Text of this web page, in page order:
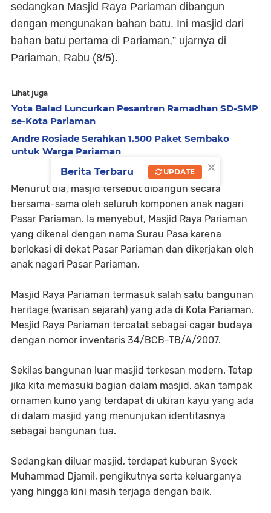
sedangkan Masjid Raya Pariaman dibangun
dengan mengunakan bahan batu. Ini masjid dari
bahan batu pertama di Pariaman,” ujarnya di
Pariaman, Rabu (8/5).
Lihat juga
Yota Balad Luncurkan Pesantren Ramadhan SD-SMP
se-Kota Pariaman
Andre Rosiade Serahkan 1.500 Paket Sembako
untuk Warga Pariaman
Menurut dia, masjid tersebut dibangun secara
bersama-sama oleh seluruh komponen anak nagari
Pasar Pariaman. Ia menyebut, Masjid Raya Pariaman
yang dikenal dengan nama Surau Pasa karena
berlokasi di dekat Pasar Pariaman dan dikerjakan oleh
anak nagari Pasar Pariaman.
Masjid Raya Pariaman termasuk salah satu bangunan
heritage (warisan sejarah) yang ada di Kota Pariaman.
Mesjid Raya Pariaman tercatat sebagai cagar budaya
dengan nomor inventaris 34/BCB-TB/A/2007.
Sekilas bangunan luar masjid terkesan modern. Tetap
jika kita memasuki bagian dalam masjid, akan tampak
ornamen kuno yang terdapat di ukiran kayu yang ada
di dalam masjid yang menunjukan identitasnya
sebagai bangunan tua.
Sedangkan diluar masjid, terdapat kuburan Syeck
Muhammad Djamil, pengikutnya serta keluarganya
yang hingga kini masih terjaga dengan baik.
×
Berita Terbaru UPDATE